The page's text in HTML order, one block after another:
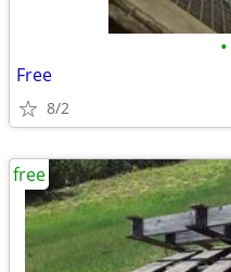
•
Free
8/2
free